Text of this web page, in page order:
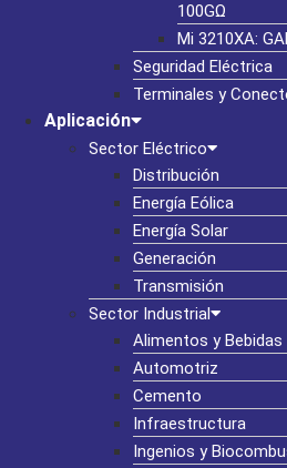
100GΩ
Mi 3210XA:
Seguridad Eléctrica
Terminales y
Aplicación
Sector Eléctrico
Distribución
Energía Eólica
Energía Solar
Generación
Transmisión
Sector Industrial
Alimentos y Bebidas
Automotriz
Cemento
Infraestructura
Ingenios y